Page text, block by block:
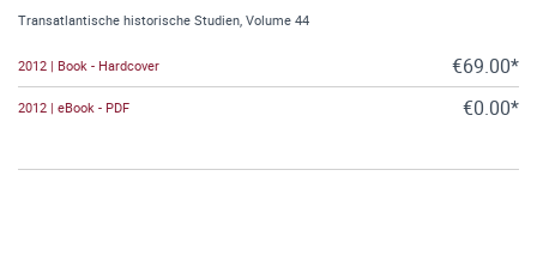
Transatlantische historische Studien, Volume 44
2012 | Book - Hardcover €69.00*
2012 | eBook - PDF €0.00*